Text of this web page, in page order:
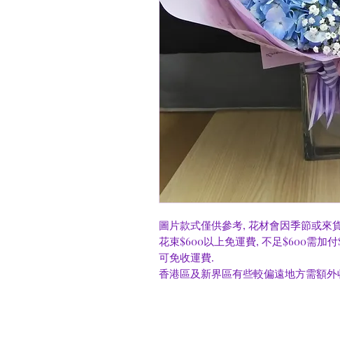
圖片款式僅供參考, 花材會因季節或來
花束$600以上免運費, 不足$600需加
可免收運費.
香港區及新界區有些較偏遠地方需額